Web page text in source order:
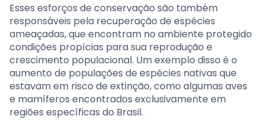
Esses esforços de conservação são também
responsáveis pela recuperação de espécies
ameaçadas, que encontram no ambiente protegido
condições propícias para sua reprodução e
crescimento populacional. Um exemplo disso é o
aumento de populações de espécies nativas que
estavam em risco de extinção, como algumas aves
e mamíferos encontrados exclusivamente em
regiões específicas do Brasil.